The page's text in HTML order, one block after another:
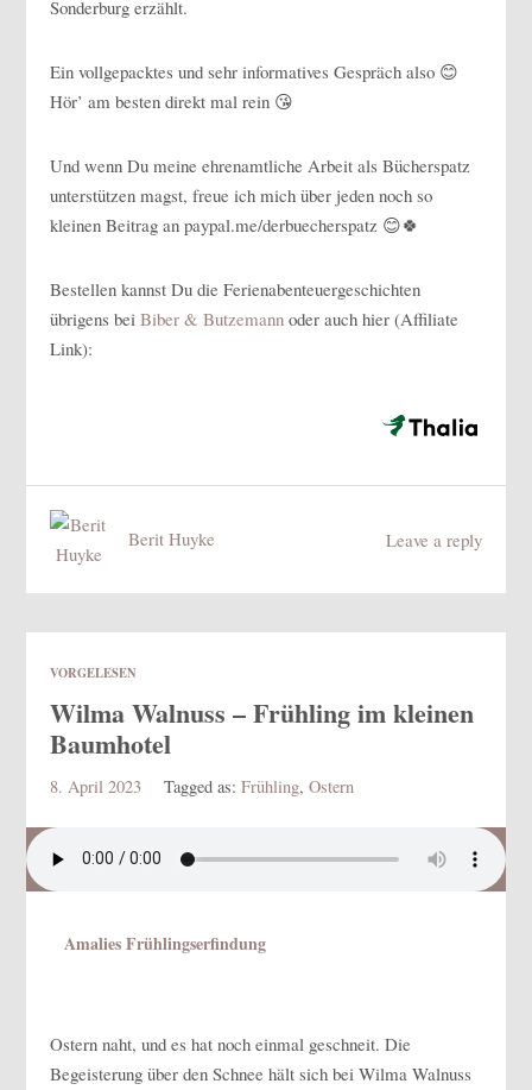
Sonderburg erzählt.
Ein vollgepacktes und sehr informatives Gespräch also 😊
Hör’ am besten direkt mal rein 😘
Und wenn Du meine ehrenamtliche Arbeit als Bücherspatz
unterstützen magst, freue ich mich über jeden noch so
kleinen Beitrag an paypal.me/derbuecherspatz 😊🍀
Bestellen kannst Du die Ferienabenteuergeschichten
übrigens beiBiber & Butzemann oder auch hier (Affiliate
Link):
Leave a reply
Berit Huyke
VORGELESEN
Wilma Walnuss – Frühling im kleinen
Baumhotel
8. April 2023 Tagged as:Frühling,Ostern
Amalies Frühlingserfindung
Ostern naht, und es hat noch einmal geschneit. Die
Begeisterung über den Schnee hält sich bei Wilma Walnuss